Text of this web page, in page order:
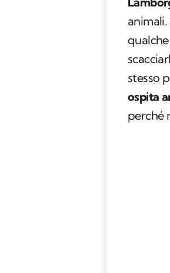
stesso
ospita
perché